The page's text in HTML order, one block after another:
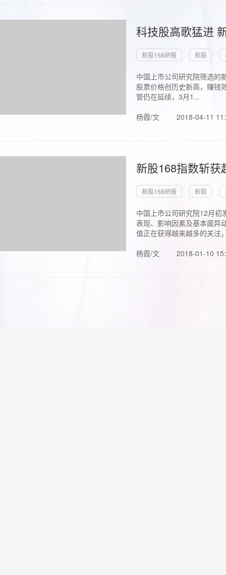
科技股高歌猛进
新股168研报 新股
中国上市公司研究院筛选的
股票价格创历史新高，赚钱
管仍在延续，3月1...
杨霞/文
2018-04-11
新股168指数斩
新股168研报 新股
中国上市公司研究院12月初
表现、影响因素及基本面异
值正在获得越来越多的关注
杨霞/文
2018-01-10